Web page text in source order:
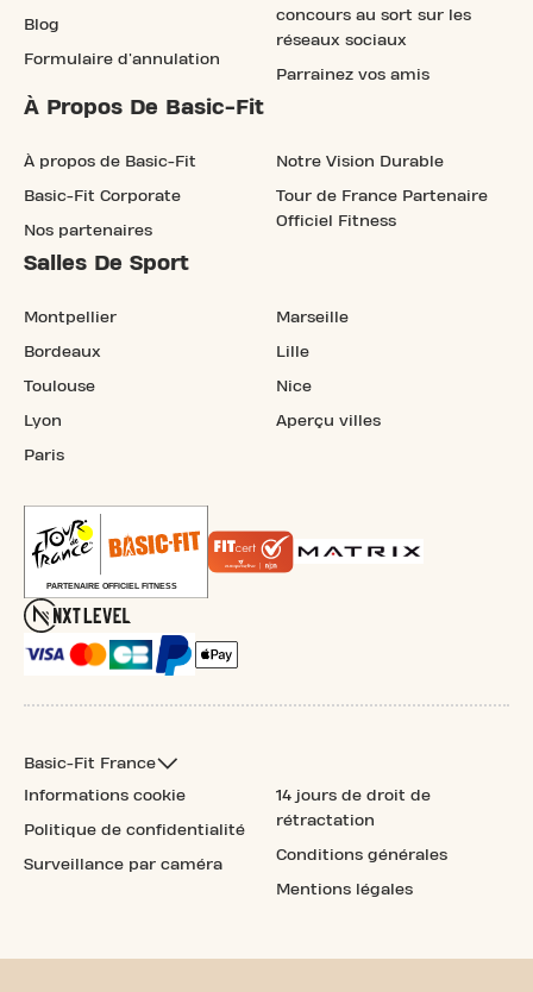
Blog
Formulaire d'annulation
concours au sort sur les
réseaux sociaux
Parrainez vos amis
À Propos De Basic-Fit
À propos de Basic-Fit
Basic-Fit Corporate
Nos partenaires
Notre Vision Durable
Tour de France Partenaire
Officiel Fitness
Salles De Sport
Montpellier
Bordeaux
Toulouse
Lyon
Paris
Marseille
Lille
Nice
Aperçu villes
Basic-Fit France
Informations cookie
Politique de confidentialité
Surveillance par caméra
14 jours de droit de
rétractation
Conditions générales
Mentions légales